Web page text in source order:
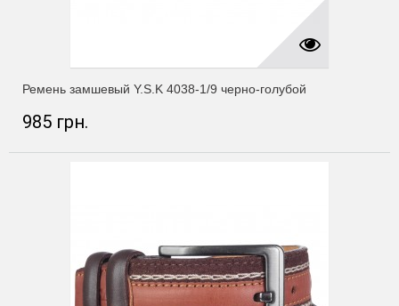
Ремень замшевый Y.S.K 4038-1/9 черно-голубой
985 грн.